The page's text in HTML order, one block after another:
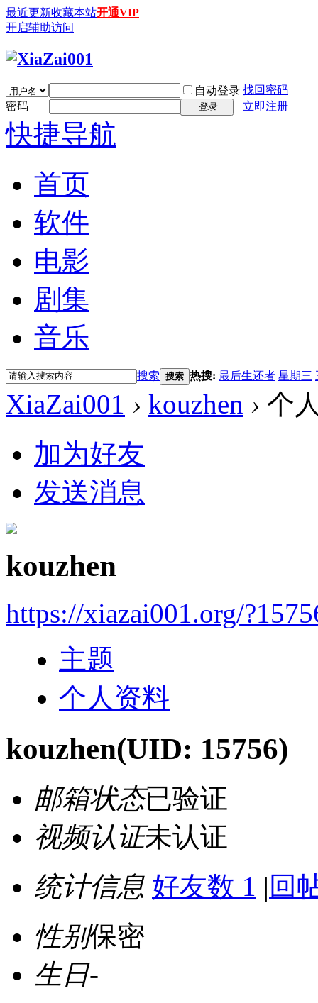
最近更新收藏本站开通VIP
开启辅助访问
自动登录 找回密码
密码
登录 立即注册
快捷导航
首页
软件
电影
剧集
音乐
搜索 搜索 热搜: 最后生还者 星期三
XiaZai001 › kouzhen › 个
加为好友
发送消息
kouzhen
https://xiazai001.org/
主题
个人资料
kouzhen(UID: 15756)
邮箱状态已验证
视频认证未认证
统计信息 好友数 1 | 回
性别保密
生日-